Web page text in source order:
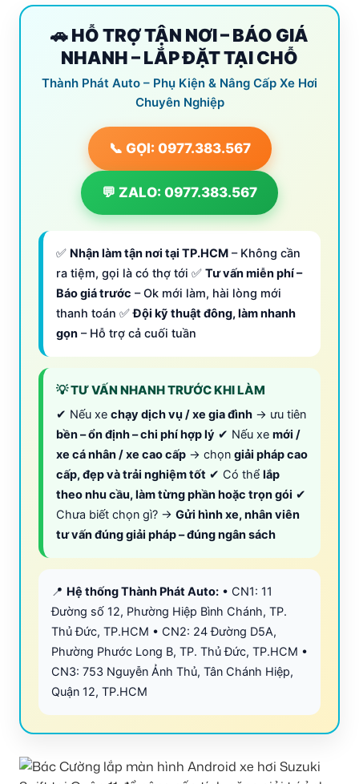
🚗 HỖ TRỢ TẬN NƠI – BÁO GIÁ
NHANH – LẮP ĐẶT TẠI CHỖ
Thành Phát Auto – Phụ Kiện & Nâng Cấp Xe Hơi
Chuyên Nghiệp
📞 GỌI: 0977.383.567
💬 ZALO: 0977.383.567
✅ Nhận làm tận nơi tại TP.HCM – Không cần
ra tiệm, gọi là có thợ tới ✅ Tư vấn miễn phí –
Báo giá trước – Ok mới làm, hài lòng mới
thanh toán ✅Đội kỹ thuật đông, làm nhanh
gọn – Hỗ trợ cả cuối tuần
💡 TƯ VẤN NHANH TRƯỚC KHI LÀM
✔ Nếu xe chạy dịch vụ / xe gia đình → ưu tiên
bền – ổn định – chi phí hợp lý ✔ Nếu xe mới /
xe cá nhân / xe cao cấp → chọn giải pháp cao
cấp, đẹp và trải nghiệm tốt ✔ Có thể lắp
theo nhu cầu, làm từng phần hoặc trọn gói ✔
Chưa biết chọn gì? → Gửi hình xe, nhân viên
tư vấn đúng giải pháp – đúng ngân sách
📍 Hệ thống Thành Phát Auto: • CN1: 11
Đường số 12, Phường Hiệp Bình Chánh, TP.
Thủ Đức, TP.HCM • CN2: 24 Đường D5A,
Phường Phước Long B, TP. Thủ Đức, TP.HCM •
CN3: 753 Nguyễn Ảnh Thủ, Tân Chánh Hiệp,
Quận 12, TP.HCM